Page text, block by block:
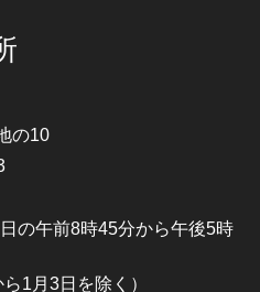
の10
の午前8時45分から午後5時
1月3日を除く）